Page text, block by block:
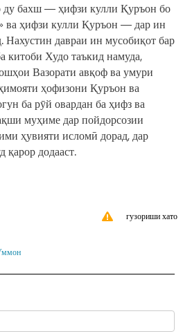
ду бахш — ҳифзи кулли Қуръон бо
ва ҳифзи кулли Қуръон — дар ин
Нахустин давраи ин мусобиқот бар
китоби Худо таъкид намуда,
Вазорати авқоф ва умури
ҳофизони Қуръон ва
ба рӯй овардан ба ҳифз ва
муҳиме дар пойдорсозии
ҳувияти исломӣ дорад, дар
қарор додааст.
гузориши хато